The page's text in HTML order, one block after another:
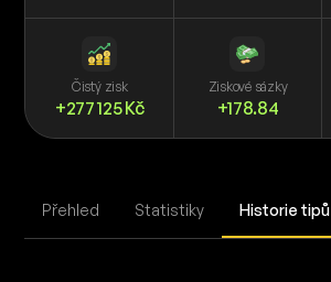
Čistý zisk
+277 125 Kč
Ziskové sázky
+178.84
Přehled Statistiky Historie tipů